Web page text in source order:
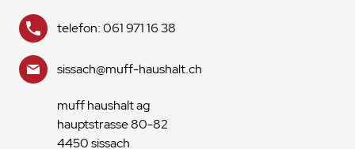
telefon: 061 971 16 38
sissach@muff-haushalt.ch
muff haushalt ag
hauptstrasse 80-82
4450 sissach